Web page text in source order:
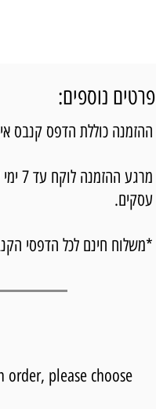
פרטים נוספים:
ההזמנה כוללת הדפס קנבס
עסקים.
*משלוח חינם לכל הדפסי
please choose